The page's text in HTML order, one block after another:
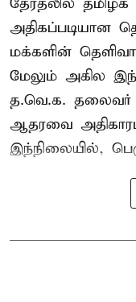
தேரதலில்
அதிகப்படியான
மக்களின்
மேலும் அகில
த.வெ.க. தலைவர்
ஆதரவை
இந்நிலையில்,